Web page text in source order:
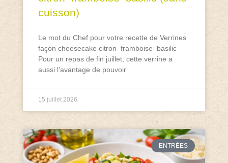
cuisson)
Le mot du Chef pour votre recette de Verrines
façon cheesecake citron–framboise–basilic
Pour un repas de fin juillet, cette verrine a
aussi l’avantage de pouvoir
15 juillet 2026
ENTRÉES